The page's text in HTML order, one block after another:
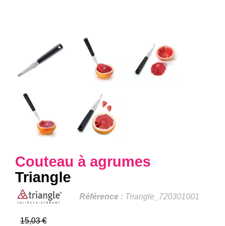
Couteau à agrumes
Triangle
Référence : Triangle_720301001
15,03 €